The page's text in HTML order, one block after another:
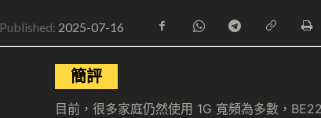
Published: 2025-07-16
簡評
目前，很多家庭仍然使用 1G 寬頻為多數，